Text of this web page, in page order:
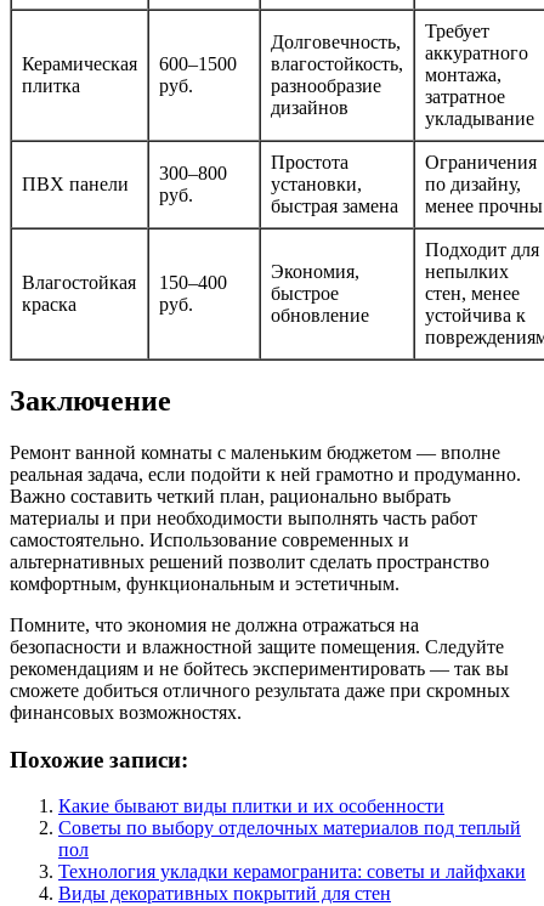
Керамическая
плитка
600–1500
руб.
Долговечность,
влагостойкость,
разнообразие
дизайнов
Требует
аккуратного
монтажа,
затратное
укладывание
ПВХ панели
300–800
руб.
Простота
установки,
быстрая замена
Ограничения
по дизайну,
менее прочны
Влагостойкая
краска
150–400
руб.
Экономия,
быстрое
обновление
Подходит для
непылких
стен, менее
устойчива к
Заключение
Ремонт ванной комнаты с маленьким бюджетом — вполне
реальная задача, если подойти к ней грамотно и продуманно.
Важно составить четкий план, рационально выбрать
материалы и при необходимости выполнять часть работ
самостоятельно. Использование современных и
альтернативных решений позволит сделать пространство
комфортным, функциональным и эстетичным.
Помните, что экономия не должна отражаться на
безопасности и влажностной защите помещения. Следуйте
рекомендациям и не бойтесь экспериментировать — так вы
сможете добиться отличного результата даже при скромных
финансовых возможностях.
Похожие записи:
Какие бывают виды плитки и их особенности
Советы по выбору отделочных материалов под теплый
пол
Технология укладки керамогранита: советы и лайфхаки
Виды декоративных покрытий для стен